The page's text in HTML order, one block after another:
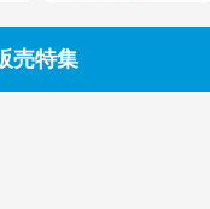
売特集